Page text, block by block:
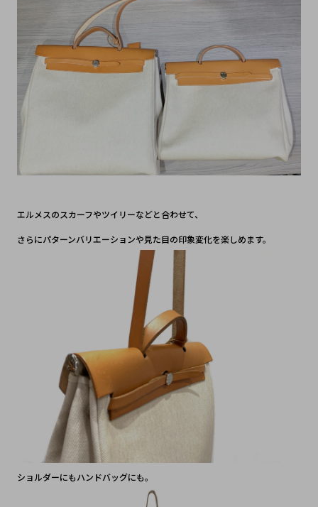
エルメスのスカーフやツイリーなどと合わせて、
さらにパターンバリエーションや見た目の印象変化を楽しめます。
ショルダーにもハンドバッグにも。